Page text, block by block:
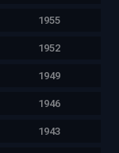
1955
1952
1949
1946
1943